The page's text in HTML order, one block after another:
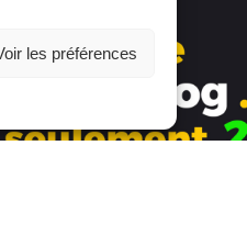
les préférences